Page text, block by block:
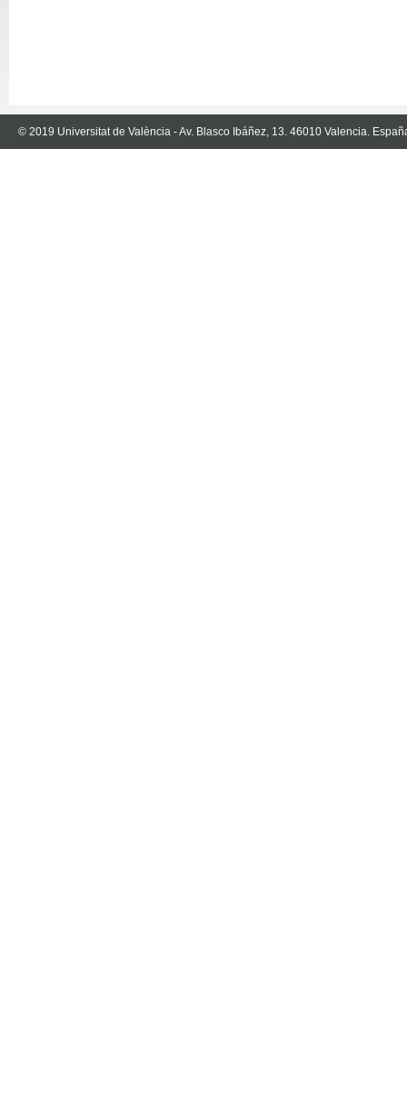
© 2019 Universitat de València - Av. Blasco Ibáñez, 13. 46010 Valencia.